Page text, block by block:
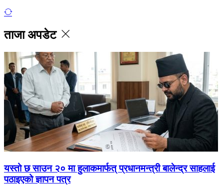
ताजा अपडेट
यस्तो छ साउन २० मा हुलाकमार्फत् प्रधानमन्त्री बालेन्द्र साहलाई
पठाइएको ज्ञापन पत्र